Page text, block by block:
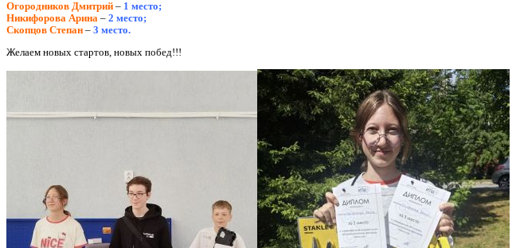
Огородников Дмитрий – 1 место;
Никифорова Арина – 2 место;
Скопцов Степан – 3 место.
Желаем новых стартов, новых побед!!!